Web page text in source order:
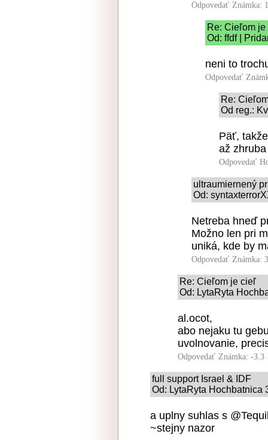
Odpovedať Známka:
Re: Cieľom
Od: ffdf |
neni to
Odpovedať
Re:
Od reg.:
Päť,
až
Odpovedať
ultraumiernený
Od:
Netreba hneď
Možno len pri
uniká, kde by
Odpovedať Známka:
Re: Cieľom je cieľ
Od: LytaRyta
al.ocot,
abo nejaku tu
uvolnovanie,
Odpovedať Známka: -3.3
full support Israel & IDF
Od: LytaRyta Hochbatnica
a uplny suhlas s
~stejny nazor